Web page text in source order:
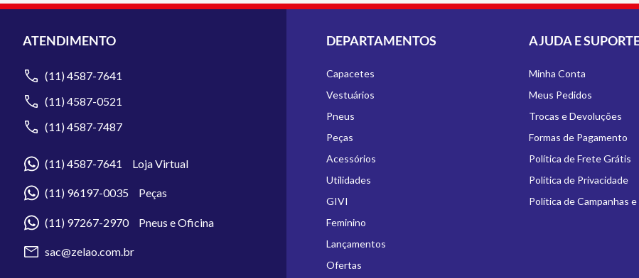
ATENDIMENTO
(11) 4587-7641
(11) 4587-0521
(11) 4587-7487
(11) 4587-7641 Loja Virtual
(11) 96197-0035 Peças
(11) 97267-2970 Pneus e Oficina
sac@zelao.com.br
DEPARTAMENTOS
Capacetes
Vestuários
Pneus
Peças
Acessórios
Utilidades
GIVI
Feminino
Lançamentos
Ofertas
AJUDA E
Minha Conta
Meus Pedidos
Trocas e Devoluções
Formas de Pagamento
Política de Frete Grátis
Política de Privacidade
Política de Campanhas